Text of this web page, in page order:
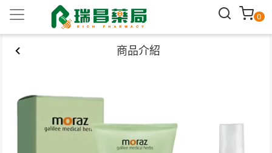
0
商品介紹